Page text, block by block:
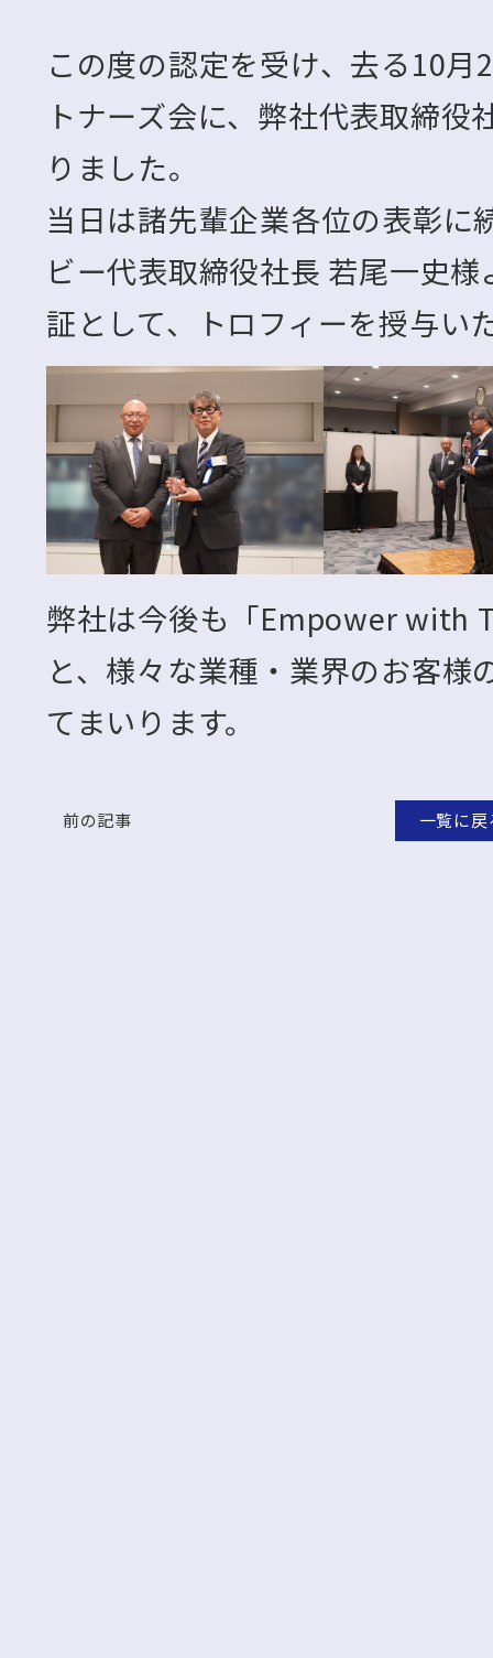
この度の認定を受け、去る10
トナーズ会に、弊社代表取締
りました。
当日は諸先輩企業各位の表彰に
ビー代表取締役社長 若尾一史
証として、トロフィーを授与い
弊社は今後も「Empower with
と、様々な業種・業界のお客様
てまいります。
前の記事 一覧に戻